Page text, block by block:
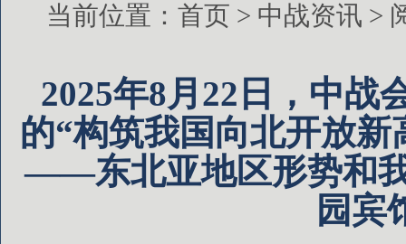
当前位置： 首页 > 中战资讯 >
2025年8月22日，中战
的“构筑我国向北开放
——东北亚地区形势和
园宾